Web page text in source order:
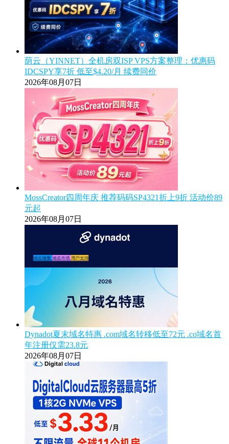
荫云（YINNET）全机房双ISP VPS方案整理：优惠码
IDCSPY享7折 低至$4.20/月 续费同价
2026年08月07日
MossCreator四周年庆 推荐码码SP4321折上9折 活动价89
元起
2026年08月07日
Dynadot夏末域名特惠 .com域名转移低至72元 .co域名首
年注册仅需23.8元
2026年08月07日